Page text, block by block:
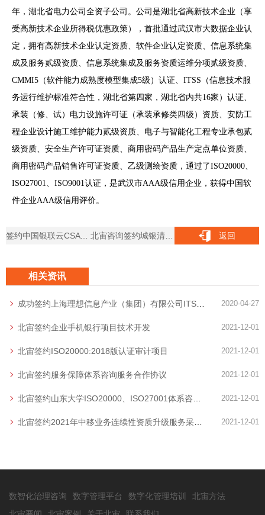
年，湖北省电力公司全资子公司。公司是湖北省高新技术企业（享
受高新技术企业所得税优惠政策），首批通过武汉市大数据企业认
定，拥有高新技术企业认定资质、软件企业认定资质、信息系统集
成及服务贰级资质、信息系统集成及服务资质运维分项贰级资质、
CMMI5（软件能力成熟度模型集成5级）认证、ITSS（信息技术服
务运行维护标准符合性，湖北省第四家，湖北省内共16家）认证、
承装（修、试）电力设施许可证（承装承修类四级）资质、安防工
程企业设计施工维护能力贰级资质、电子与智能化工程专业承包贰
级资质、安全生产许可证资质、商用密码产品生产定点单位资质、
商用密码产品销售许可证资质、乙级测绘资质，通过了ISO20000、
ISO27001、ISO9001认证，是武汉市AAA级信用企业，获得中国软
件企业AAA级信用评价。
签约中国银联云CSA STAR咨询服务 北宙咨询签约城银清算ISO体系优化服务项目 返回
相关资讯
成功签约上海理想信息产业（集团）有限公司ITSS体系咨询项目 2020-04-27
北宙签约企业手机银行项目技术开发 2021-12-01
北宙签约ISO20000:2018版认证审计项目 2021-12-01
北宙签约服务保障体系咨询服务合作协议 2021-12-01
北宙签约山东大学ISO20000、ISO27001体系咨询服务项目 2021-12-01
北宙签约2021年中移业务连续性资质升级服务采购项目 2021-12-01
数智化治理咨询 数字管理平台 数字化管理培训
北宙方法